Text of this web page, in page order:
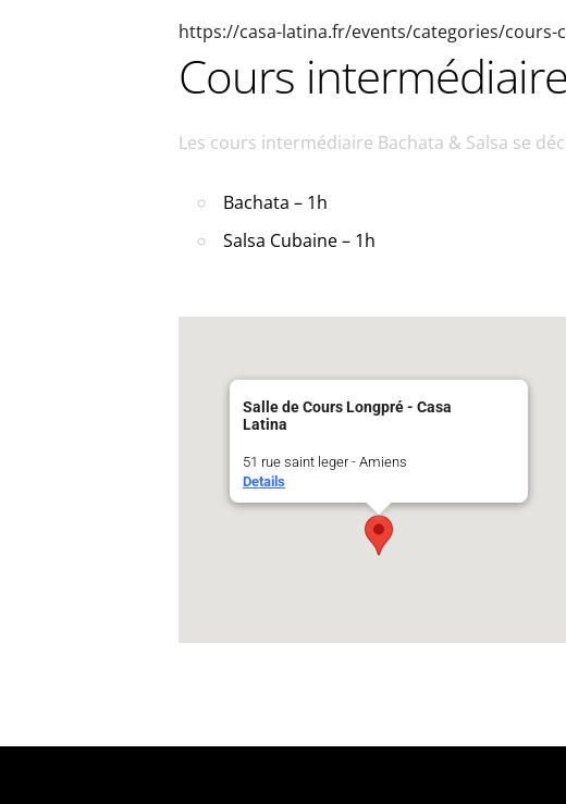
https://casa-latina.fr/events/categories/cours-
Cours
Les cours intermédiaire Bachata & Salsa se
Bachata – 1h
Salsa Cubaine – 1h
Salle de Cours Longpré - Casa
Latina
51 rue saint leger - Amiens
Details